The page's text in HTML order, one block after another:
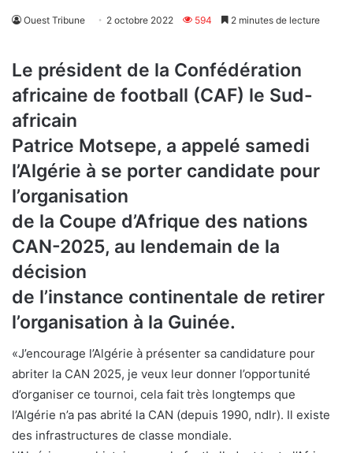
Ouest Tribune 2 octobre 2022 594 2 minutes de lecture
Le président de la Confédération
africaine de football (CAF) le Sud-
africain
Patrice Motsepe, a appelé samedi
l’Algérie à se porter candidate pour
l’organisation
de la Coupe d’Afrique des nations
CAN-2025, au lendemain de la
décision
de l’instance continentale de retirer
l’organisation à la Guinée.
«J’encourage l’Algérie à présenter sa candidature pour
abriter la CAN 2025, je veux leur donner l’opportunité
d’organiser ce tournoi, cela fait très longtemps que
l’Algérie n’a pas abrité la CAN (depuis 1990, ndlr). Il existe
des infrastructures de classe mondiale.